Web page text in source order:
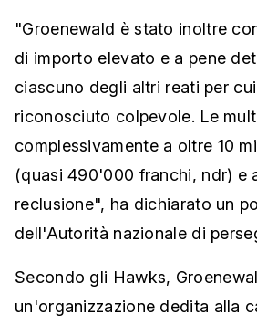
"Groenewald è stato inoltre
di importo elevato e a pene
ciascuno degli altri reati per
riconosciuto colpevole. Le
complessivamente a oltre 10
(quasi 490'000 franchi, ndr) e
reclusione", ha dichiarato un
dell'Autorità nazionale di
Secondo gli Hawks,
un'organizzazione dedita alla